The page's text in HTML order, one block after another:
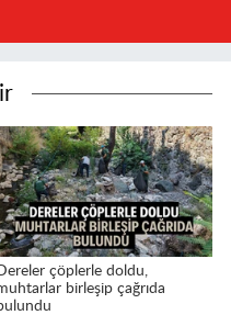
çöplerle doldu,
birleşip çağrıda